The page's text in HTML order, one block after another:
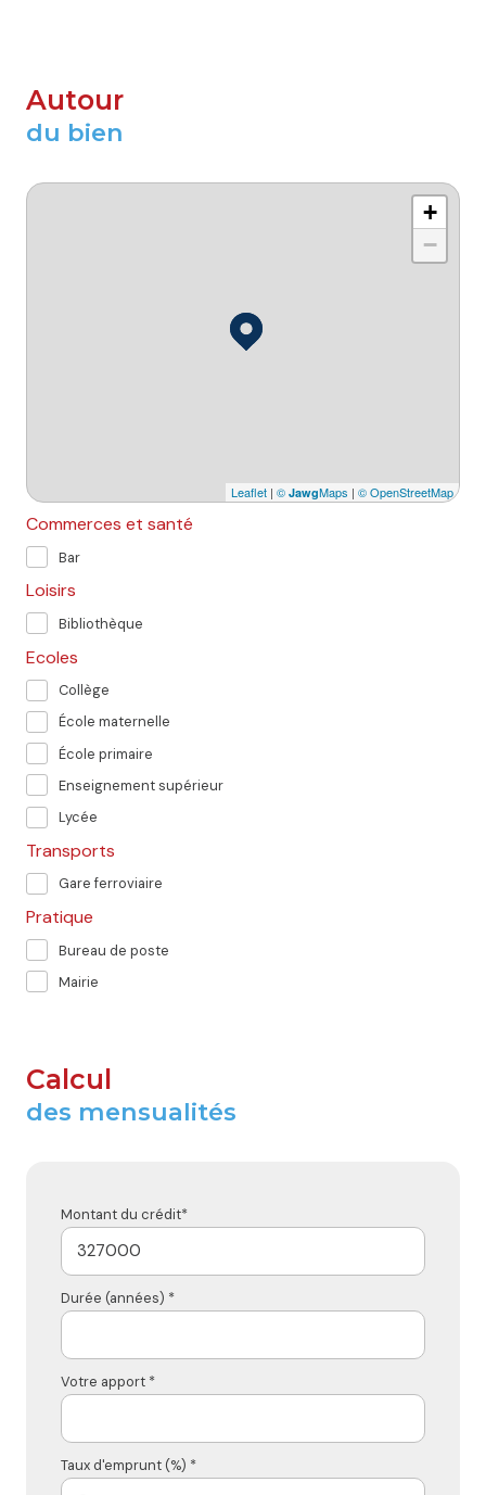
Autour
du bien
+
−
Leaflet | © JawgMaps | © OpenStreetMap
Commerces et santé
Bar
Loisirs
Bibliothèque
Ecoles
Collège
École maternelle
École primaire
Enseignement supérieur
Lycée
Transports
Gare ferroviaire
Pratique
Bureau de poste
Mairie
Calcul
des mensualités
Montant du crédit*
Durée (années) *
Votre apport *
Taux d'emprunt (%) *